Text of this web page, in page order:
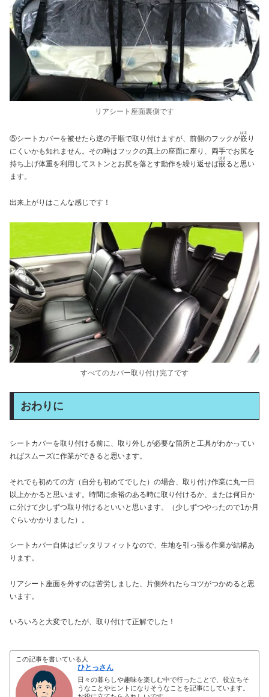
リアシート座面裏側です
⑤シートカバーを被せたら逆の手順で取り付けますが、前側のフックが嵌
はま
り
にくいかも知れません。その時はフックの真上の座面に座り、両手でお尻を
持ち上げ体重を利用してストンとお尻を落とす動作を繰り返せば嵌
はま
ると思い
ます。
出来上がりはこんな感じです！
すべてのカバー取り付け完了です
おわりに
シートカバーを取り付ける前に、取り外しが必要な箇所と工具がわかってい
ればスムーズに作業ができると思います。
それでも初めての方（自分も初めてでした）の場合、取り付け作業に丸一日
以上かかると思います。時間に余裕のある時に取り付けるか、または何日か
に分けて少しずつ取り付けるといいと思います。（少しずつやったので1か月
ぐらいかかりました）。
シートカバー自体はピッタリフィットなので、生地を引っ張る作業が結構あ
ります。
リアシート座面を外すのは苦労しました、片側外れたらコツがつかめると思
います。
いろいろと大変でしたが、取り付けて正解でした！
この記事を書いている人
ひとっさん
日々の暮らしや趣味を楽しむ中で行ったことで、役立ちそ
うなことやヒントになりそうなことを記事にしています。